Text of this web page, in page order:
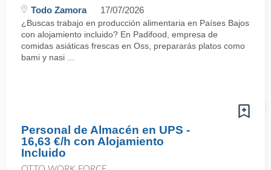
Todo Zamora 17/07/2026
¿Buscas trabajo en producción alimentaria en Países Bajos
con alojamiento incluido? En Padifood, empresa de
comidas asiáticas frescas en Oss, prepararás platos como
bami y nasi ...
Personal de Almacén en UPS -
16,63 €/h con Alojamiento
Incluido